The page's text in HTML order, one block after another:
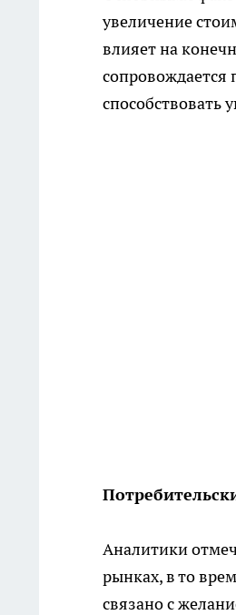
увеличение
влияет на
способствовать
Аналитики
рынках, в то
связано с